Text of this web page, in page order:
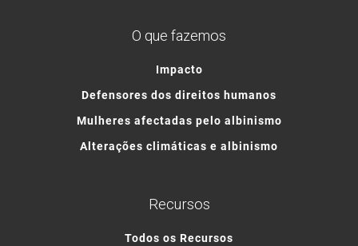
O que fazemos
Impacto
Defensores dos direitos humanos
Mulheres afectadas pelo albinismo
Alterações climáticas e albinismo
Recursos
Todos os Recursos